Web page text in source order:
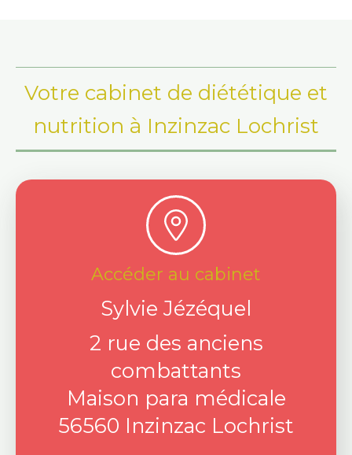
Votre cabinet de diététique et
nutrition à Inzinzac Lochrist
Accéder au cabinet
Sylvie Jézéquel
2 rue des anciens
combattants
Maison para médicale
56560 Inzinzac Lochrist